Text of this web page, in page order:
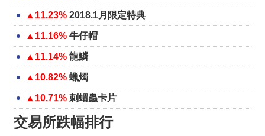
▲11.23% 2018.1月限定特典
▲11.16% 牛仔帽
▲11.14% 龍鱗
▲10.82% 蠟燭
▲10.71% 刺蝟蟲卡片
交易所跌幅排行